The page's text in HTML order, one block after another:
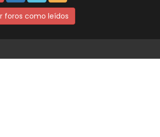
foros como leídos